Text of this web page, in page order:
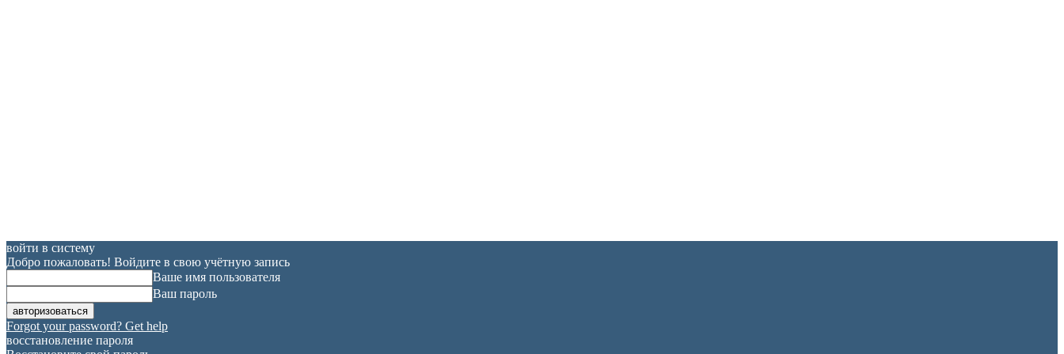
войти в систему
Добро пожаловать! Войдите в свою учётную запись
Ваше имя пользователя
Ваш пароль
Forgot your password? Get help
восстановление пароля